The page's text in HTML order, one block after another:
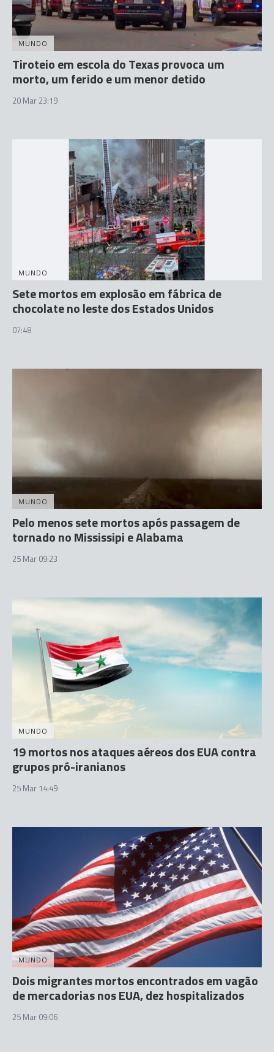
MUNDO
Tiroteio em escola do Texas provoca um
morto, um ferido e um menor detido
20 Mar 23:19
MUNDO
Sete mortos em explosão em fábrica de
chocolate no leste dos Estados Unidos
07:48
MUNDO
Pelo menos sete mortos após passagem de
tornado no Mississipi e Alabama
25 Mar 09:23
MUNDO
19 mortos nos ataques aéreos dos EUA contra
grupos pró-iranianos
25 Mar 14:49
MUNDO
Dois migrantes mortos encontrados em vagão
de mercadorias nos EUA, dez hospitalizados
25 Mar 09:06